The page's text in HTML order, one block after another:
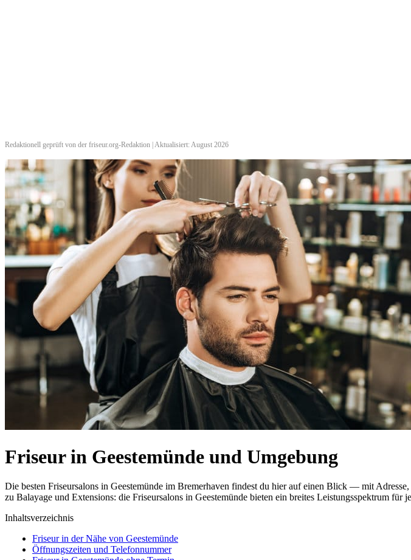
Redaktionell geprüft von der friseur.org-Redaktion | Aktualisiert: August 2026
Friseur in Geestemünde und Umgebung
Die besten Friseursalons in Geestemünde im Bremerhaven findest du hier auf einen Blick — mit
zu Balayage und Extensions: die Friseursalons in Geestemünde bieten ein breites Leistungsspektrum für
Inhaltsverzeichnis
Friseur in der Nähe von Geestemünde
Öffnungszeiten und Telefonnummer